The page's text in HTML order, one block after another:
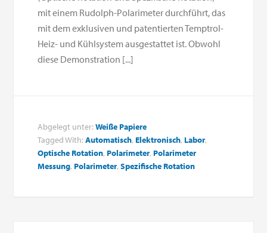
mit einem Rudolph-Polarimeter durchführt, das
mit dem exklusiven und patentierten Temptrol-
Heiz- und Kühlsystem ausgestattet ist. Obwohl
diese Demonstration [...]
Abgelegt unter:Weiße Papiere
Tagged With:Automatisch, Elektronisch, Labor,
Optische Rotation, Polarimeter, Polarimeter
Messung, Polarimeter,Spezifische Rotation